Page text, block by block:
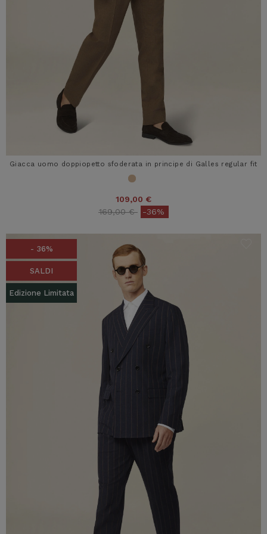
Giacca uomo doppiopetto sfoderata in principe di Galles regular fit
109,00 €
Price reduced from
169,00 €to-36%
- 36%
SALDI
Edizione Limitata